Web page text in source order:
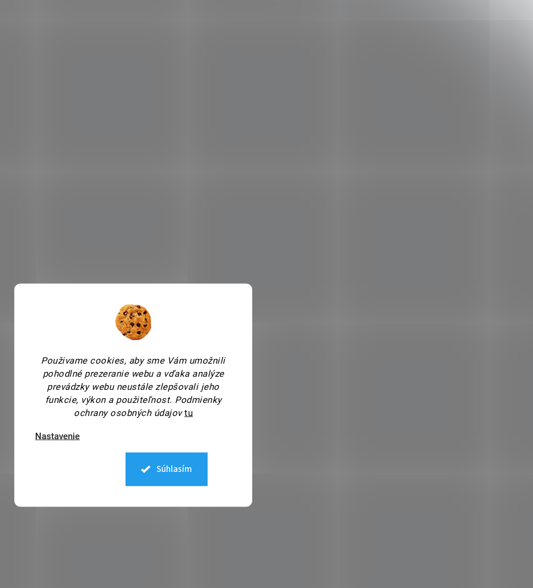
Použivame cookies, aby sme Vám umožnili
pohodlné prezeranie webu a vďaka analýze
prevádzky webu neustále zlepšovali jeho
funkcie, výkon a použiteľnost. Podmienky
ochrany osobných údajov tu
Nastavenie
Súhlasím